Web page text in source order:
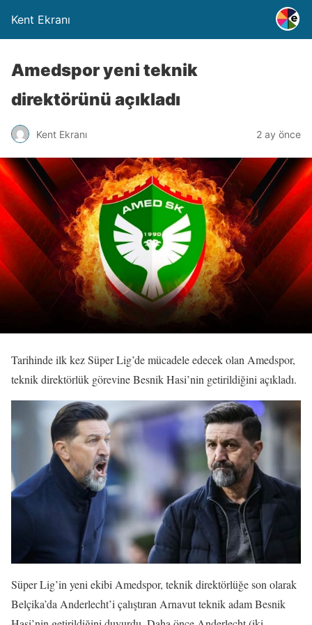
Kent Ekranı
Amedspor yeni teknik
direktörünü açıkladı
Kent Ekranı 2 ay önce
Tarihinde ilk kez Süper Lig’de mücadele edecek olan Amedspor,
teknik direktörlük görevine Besnik Hasi’nin getirildiğini açıkladı.
Süper Lig’in yeni ekibi Amedspor, teknik direktörlüğe son olarak
Belçika’da Anderlecht’i çalıştıran Arnavut teknik adam Besnik